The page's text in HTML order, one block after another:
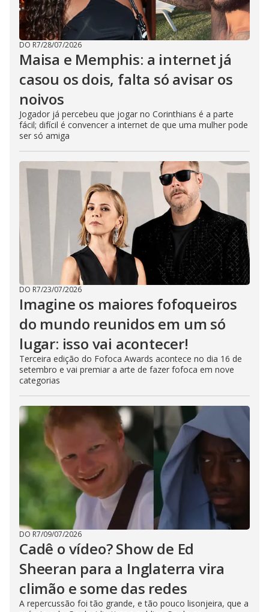
DO R7/28/07/2026
Maisa e Memphis: a internet já
casou os dois, falta só avisar os
noivos
Jogador já percebeu que jogar no Corinthians é a parte
fácil; difícil é convencer a internet de que uma mulher pode
ser só amiga
DO R7/23/07/2026
Imagine os maiores fofoqueiros
do mundo reunidos em um só
lugar: isso vai acontecer!
Terceira edição do Fofoca Awards acontece no dia 16 de
setembro e vai premiar a arte de fazer fofoca em nove
categorias
DO R7/09/07/2026
Cadê o vídeo? Show de Ed
Sheeran para a Inglaterra vira
climão e some das redes
A repercussão foi tão grande, e tão pouco lisonjeira, que a